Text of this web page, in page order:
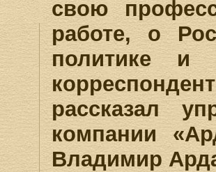
свою
работе, о
политике и
рассказал
компании
Владимир